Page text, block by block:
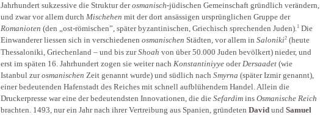
Jahrhundert sukzessive die Struktur derosmanisch-jüdischen Gemeinschaft gründlich verändern,
und zwar vor allem durch Mischehen mit der dort ansässigen ursprünglichen Gruppe der
Romanioten (den „ost-römischen”, später byzantinischen, Griechisch sprechenden Juden).1 Die
Einwanderer liessen sich in verschiedenen osmanischen Städten, vor allem in Saloniki2 (heute
Thessaloniki, Griechenland – und bis zurShoah von über 50.000 Juden bevölkert) nieder, und
erst im späten 16. Jahrhundert zogen sie weiter nach Konstantiniyye oder Dersaadet (wie
Istanbul zurosmanischen Zeit genannt wurde) und südlich nach Smyrna (später Izmir genannt),
einer bedeutenden Hafenstadt des Reiches mit schnell aufblühendem Handel. Allein die
Druckerpresse war eine der bedeutendsten Innovationen, die die Sefardim ins Osmanische Reich
brachten. 1493, nur ein Jahr nach ihrer Vertreibung aus Spanien, gründeten David und Samuel